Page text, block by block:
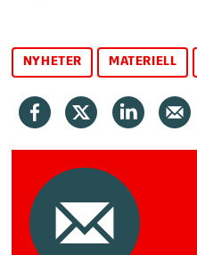
NYHETER MATERIELL